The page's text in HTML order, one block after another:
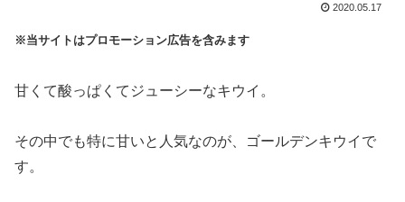
2020.05.17
※当サイトはプロモーション広告を含みます
甘くて酸っぱくてジューシーなキウイ。
その中でも特に甘いと人気なのが、ゴールデンキウイで
す。